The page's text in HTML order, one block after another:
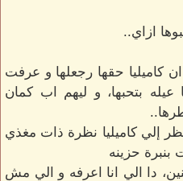
ازاي..
ان كاميليا حقها رجعلها و عرفت
بتحبها، و ليهم اب كمان
إلي كاميليا نظرة ذات مغذي
بنبرة حزينه
دا الي انا اعرفه و الي مش